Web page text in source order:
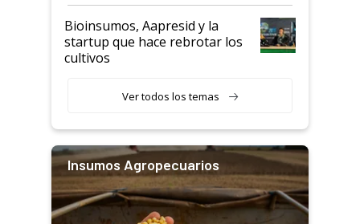
Bioinsumos, Aapresid y la
startup que hace rebrotar los
cultivos
Ver todos los temas
Insumos Agropecuarios